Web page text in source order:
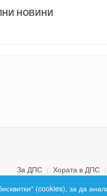
НОВИНИ
За ДПС Хората в ДПС
(cookies), за да